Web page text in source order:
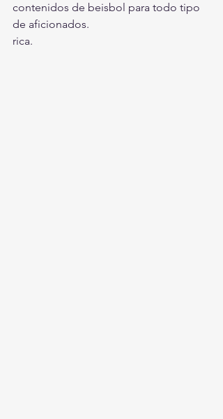
contenidos de beisbol para todo tipo
de aficionados.
rica.